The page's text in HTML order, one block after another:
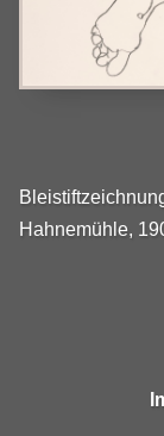
Hahnemühle,